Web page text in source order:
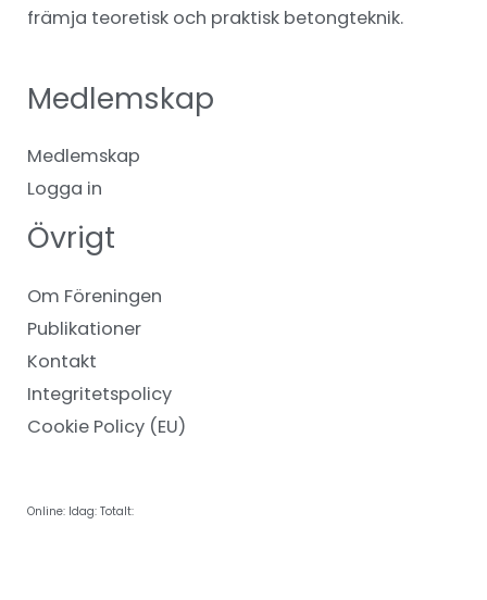
främja teoretisk och praktisk betongteknik.
Medlemskap
Medlemskap
Logga in
Övrigt
Om Föreningen
Publikationer
Kontakt
Integritetspolicy
Cookie Policy (EU)
Online: Idag: Totalt: